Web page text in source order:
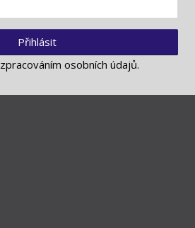
Přihlásit
zpracováním osobních údajů.